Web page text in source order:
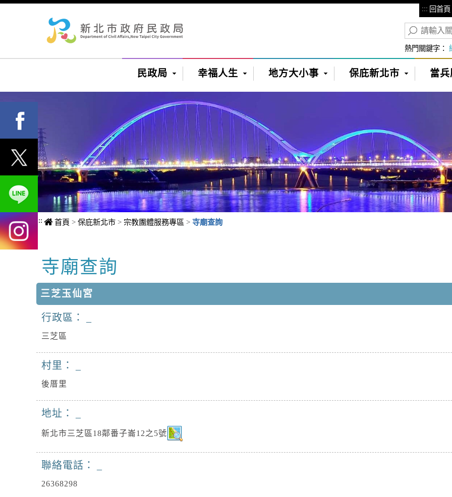
::: 回首頁
熱門關鍵字：
民政局 幸福人生 地方大小事 保庇新北市 當
::: 首頁 > 保庇新北市 > 宗教團體服務專區 > 寺廟查詢
中央內容區塊
寺廟查詢
三芝玉仙宮
行政區：
三芝區
村里：
後厝里
地址：
新北市三芝區18鄰番子崙12之5號
聯絡電話：
26368298